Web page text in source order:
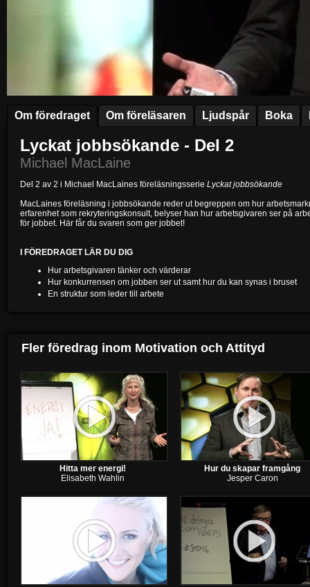
Om föredraget Om föreläsaren Ljudspår Boka
Lyckat jobbsökande - Del 2
Michael MacLaine
Del 2 av 2 i Michael MacLaines föreläsningsserie Lyckat jobbsökande
MacLaines föreläsning i jobbsökande reder ut begreppen om hur
erfarenhet som rekryteringskonsult, belyser han hur arbetsgivaren ser på
för jobbet. Här får du svaren som ger jobbet!
I FÖREDRAGET LÄR DU DIG
Hur arbetsgivaren tänker och värderar
Hur konkurrensen om jobben ser ut samt hur du kan synas i bruset
En struktur som leder till arbete
Fler föredrag inom Motivation och Attityd
Hitta mer energi!
Elisabeth Wahlin
Hur du skapar framgång
Jesper Caron